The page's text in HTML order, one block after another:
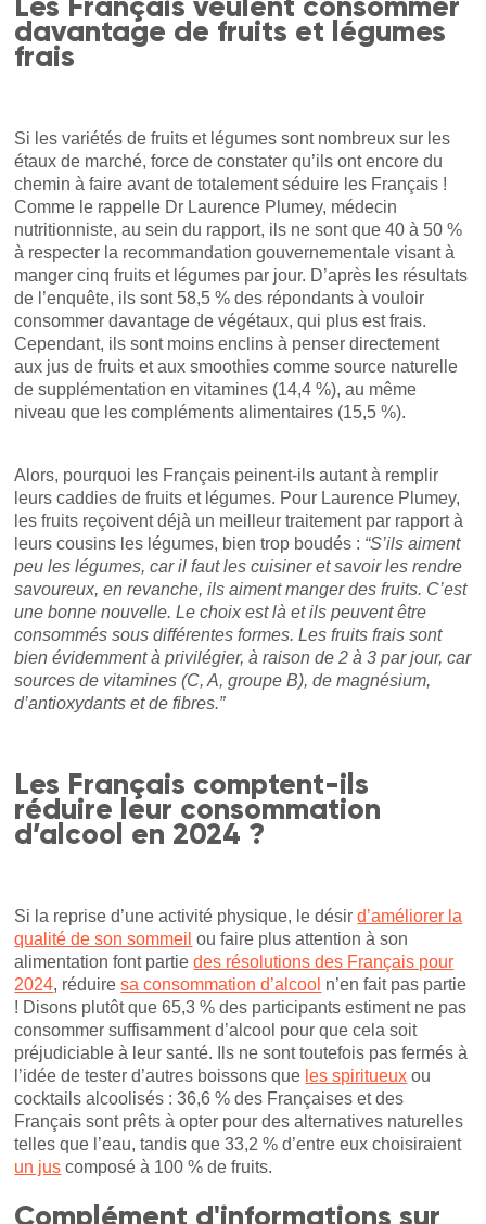
davantage de fruits et légumes
frais
Si les variétés de fruits et légumes sont nombreux sur les
étaux de marché, force de constater qu’ils ont encore du
chemin à faire avant de totalement séduire les Français !
Comme le rappelle Dr Laurence Plumey, médecin
nutritionniste, au sein du rapport, ils ne sont que 40 à 50 %
à respecter la recommandation gouvernementale visant à
manger cinq fruits et légumes par jour. D’après les résultats
de l’enquête, ils sont 58,5 % des répondants à vouloir
consommer davantage de végétaux, qui plus est frais.
Cependant, ils sont moins enclins à penser directement
aux jus de fruits et aux smoothies comme source naturelle
de supplémentation en vitamines (14,4 %), au même
niveau que les compléments alimentaires (15,5 %).
Alors, pourquoi les Français peinent-ils autant à remplir
leurs caddies de fruits et légumes. Pour Laurence Plumey,
les fruits reçoivent déjà un meilleur traitement par rapport à
leurs cousins les légumes, bien trop boudés : “S’ils aiment
peu les légumes, car il faut les cuisiner et savoir les rendre
savoureux, en revanche, ils aiment manger des fruits. C’est
une bonne nouvelle. Le choix est là et ils peuvent être
consommés sous différentes formes. Les fruits frais sont
bien évidemment à privilégier, à raison de 2 à 3 par jour, car
sources de vitamines (C, A, groupe B), de magnésium,
d’antioxydants et de fibres.”
Les Français comptent-ils
réduire leur consommation
d’alcool en 2024 ?
Si la reprise d’une activité physique, le désird’améliorer la
qualité de son sommeil ou faire plus attention à son
alimentation font partiedes résolutions des Français pour
2024, réduiresa consommation d’alcool n’en fait pas partie
! Disons plutôt que 65,3 % des participants estiment ne pas
consommer suffisamment d’alcool pour que cela soit
préjudiciable à leur santé. Ils ne sont toutefois pas fermés à
l’idée de tester d’autres boissons que les spiritueux ou
cocktails alcoolisés : 36,6 % des Françaises et des
Français sont prêts à opter pour des alternatives naturelles
telles que l’eau,tandis que 33,2 % d’entre eux choisiraient
un jus composé à 100 % de fruits.
Complément d'informations sur